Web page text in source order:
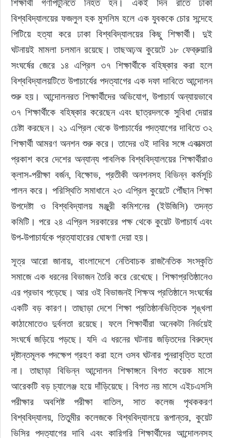
শিক্ষার্থী গণপিটুনিতে নিহত হন। একই দিন রাতে ঢাকা
বিশ্ববিদ্যালয়ের ফজলুল হক মুসলিম হলে এক যুবককে চোর সন্দেহে
পিটিয়ে হত্যা করে ঢাকা বিশ্ববিদ্যালয়ের কিছু শিক্ষার্থী। দুই
ঘটনায়ই মামলা চলমান রয়েছে। তাছঅঢ়অ কুয়েটে ১৮ ফেব্রুয়ারি
সংঘর্ষের জেরে ১৪ এপ্রিল ৩৭ শিক্ষার্থীকে বহিষ্কার করা হলে
বিশ্ববিদ্যালয়টিতে উপাচার্যের পদত্যাগের এক দফা দাবিতে আন্দোলন
শুরু হয়। আন্দোলনরত শিক্ষার্থীদের অভিযোগ, উপাচার্য অন্যায়ভাবে
৩৭ শিক্ষার্থীকে বহিষ্কার করেছেন এবং ছাত্রদলকে সুবিধা দেয়ার
চেষ্টা করছেন। ২১ এপ্রিল থেকে উপাচার্যের পদত্যাগের দাবিতে ৩২
শিক্ষার্থী আমরণ অনশন শুরু করে। তাদের ওই দাবির সঙ্গে একাত্মতা
প্রকাশ করে দেশের অন্যান্য পাবলিক বিশ্ববিদ্যালয়ের শিক্ষার্থীরাও
ক্লাস-পরীক্ষা বর্জন, বিক্ষোভ, প্রতীকী অনশনসহ বিভিন্ন কর্মসূচি
পালন করে। পরিস্থিতি সমাধানে ২৩ এপ্রিল কুয়েটে পৌঁছান শিক্ষা
উপদেষ্টা ও বিশ্ববিদ্যালয় মঞ্জুরী কমিশনের (ইউজিসি) তদন্ত
কমিটি। পরে ২৪ এপ্রিল সরকারের পক্ষ থেকে কুয়েট উপাচার্য এবং
উপ-উপাচার্যকে প্রত্যাহারের ঘোষণা দেয়া হয়।
সূত্র আরো জানায়, বাংলাদেশে নেতিবাচক রাজনৈতিক সংস্কৃতি
সমাজে এক ধরনের বিভাজন তৈরি করে রেখেছে। শিক্ষাপ্রতিষ্ঠানেও
এর প্রভাব পড়েছে। আর ওই বিভাজনই শিক্ষঅ প্রতিষ্ঠানে সংঘর্ষের
একটি বড় কারণ। তাছাড়া দেশে শিক্ষা প্রতিষ্ঠানভিত্তিক শৃঙ্খলা
কাঠামোতেও দুর্বলতা রয়েছে। ফলে শিক্ষার্থীরা অনেকটা নির্ভয়েই
সংঘর্ষে জড়িয়ে পড়ছে। যদি এ ধরনের ঘটনায় জড়িতদের বিরুদ্ধে
দৃষ্টান্তমূলক পদক্ষেপ গ্রহণ করা হলে ওসব ঘটনার পুনরাবৃত্তি হতো
না। তাছাড়া বিভিন্ন আন্দোলন শিক্ষাঙ্গনে বিগত কয়েক মাসে
আরেকটি বড় চ্যালেঞ্জ হয়ে দাঁড়িয়েছে। বিগত নয় মাসে এইচএসসি
পরীক্ষার অবশিষ্ট পরীক্ষা বাতিল, সাত কলেজ পৃথককরণ
বিশ্ববিদ্যালয়, তিতুমীর কলেজকে বিশ্ববিদ্যালয়ে রূপান্তর, কুয়েট
ভিসির পদত্যাগের দাবি এবং কারিগরি শিক্ষার্থীদের আন্দোলনসহ